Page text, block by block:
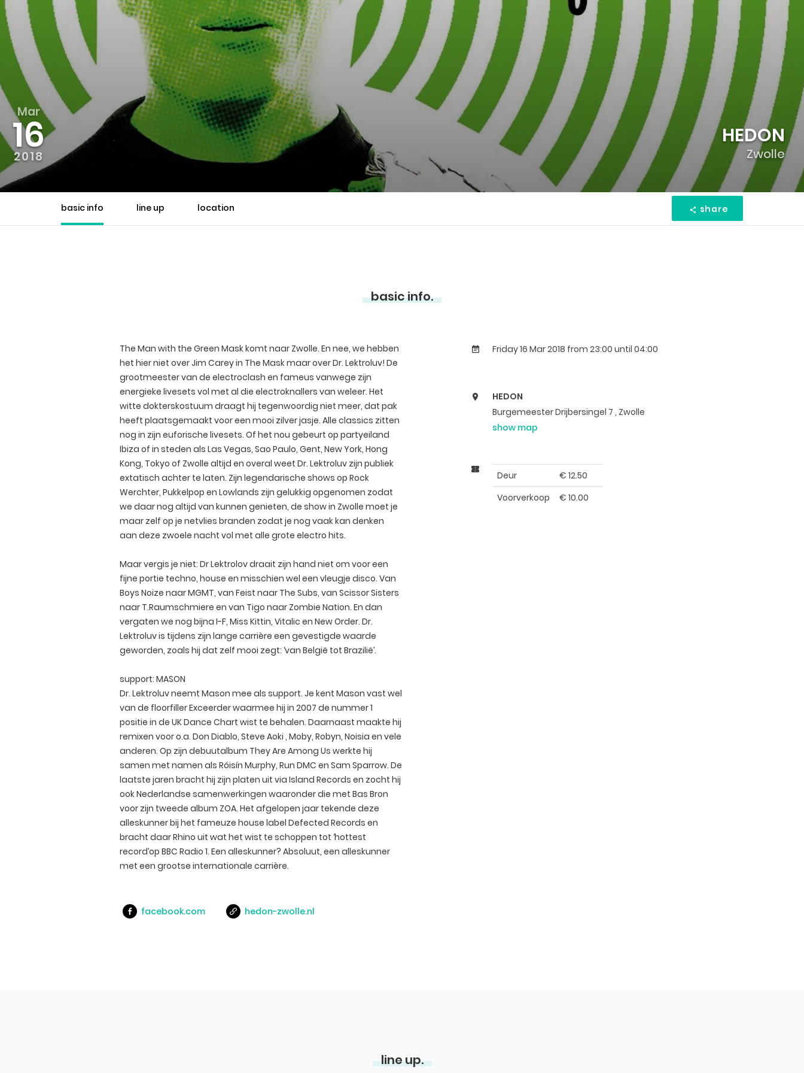
Mar
16
2018
HEDON
Zwolle
basic info line up location share
basic info.
The Man with the Green Mask komt naar Zwolle. En nee, we hebben
het hier niet over Jim Carey in The Mask maar over Dr. Lektroluv! De
grootmeester van de electroclash en fameus vanwege zijn
energieke livesets vol met al die electroknallers van weleer. Het
witte dokterskostuum draagt hij tegenwoordig niet meer, dat pak
heeft plaatsgemaakt voor een mooi zilver jasje. Alle classics zitten
nog in zijn euforische livesets. Of het nou gebeurt op partyeiland
Ibiza of in steden als Las Vegas, Sao Paulo, Gent, New York, Hong
Kong, Tokyo of Zwolle altijd en overal weet Dr. Lektroluv zijn publiek
extatisch achter te laten. Zijn legendarische shows op Rock
Werchter, Pukkelpop en Lowlands zijn gelukkig opgenomen zodat
we daar nog altijd van kunnen genieten, de show in Zwolle moet je
maar zelf op je netvlies branden zodat je nog vaak kan denken
aan deze zwoele nacht vol met alle grote electro hits.
Maar vergis je niet: Dr Lektrolov draait zijn hand niet om voor een
fijne portie techno, house en misschien wel een vleugje disco. Van
Boys Noize naar MGMT, van Feist naar The Subs, van Scissor Sisters
naar T.Raumschmiere en van Tigo naar Zombie Nation. En dan
vergaten we nog bijna I-F, Miss Kittin, Vitalic en New Order. Dr.
Lektroluv is tijdens zijn lange carrière een gevestigde waarde
geworden, zoals hij dat zelf mooi zegt: ‘van België tot Brazilië’.
support: MASON
Dr. Lektroluv neemt Mason mee als support. Je kent Mason vast wel
van de floorfiller Exceerder waarmee hij in 2007 de nummer 1
positie in de UK Dance Chart wist te behalen. Daarnaast maakte hij
remixen voor o.a. Don Diablo, Steve Aoki , Moby, Robyn, Noisia en vele
anderen. Op zijn debuutalbum They Are Among Us werkte hij
samen met namen als Róisín Murphy, Run DMC en Sam Sparrow. De
laatste jaren bracht hij zijn platen uit via Island Records en zocht hij
ook Nederlandse samenwerkingen waaronder die met Bas Bron
voor zijn tweede album ZOA. Het afgelopen jaar tekende deze
alleskunner bij het fameuze house label Defected Records en
bracht daar Rhino uit wat het wist te schoppen tot ‘hottest
record’op BBC Radio 1. Een alleskunner? Absoluut, een alleskunner
met een grootse internationale carrière.
facebook.com hedon-zwolle.nl
Friday 16 Mar 2018 from 23:00 until 04:00
HEDON
Burgemeester Drijbersingel 7 , Zwolle
show map
Deur € 12.50
Voorverkoop
€ 10.00
line up.